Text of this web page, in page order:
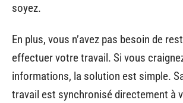
soyez.
En plus, vous n’avez pas besoin de
effectuer votre travail. Si vous
informations, la solution est simple.
travail est synchronisé directement à